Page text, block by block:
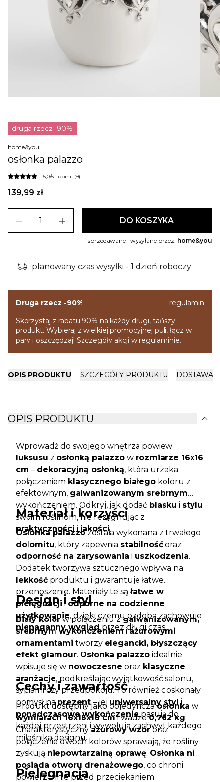
druga rzecz -90%
home&you
osłonka palazzo
5,0/5 - opinii (9)
139,99 zł
remove add DO KOSZYKA
sprzedawane i wysyłane przez: home&you
delivery_truck_bolt planowany czas wysyłki - 1 dzień roboczy
Druga rzecz -90%
regulamin
Skorzystaj z rabatu 90% na każdy drugi, tańszy
produkt. Wybieraj z wielkiej promocyjnej puli, łącz w
pary i oszczędzaj! Szczegóły akcji w regulaminie.
OPIS PRODUKTU SZCZEGÓŁY PRODUKTU DOSTAWA
OPIS PRODUKTU expand_more
Wprowadź do swojego wnętrza powiew
luksusu z osłonką palazzo w rozmiarze 16x16
cm – dekoracyjną osłonką, która urzeka
połączeniem klasycznego białego koloru z
efektownym, galwanizowanym srebrnym
wykończeniem. Odkryj, jak dodać blasku i stylu
swoim roślinom, nie rezygnując z
praktyczności i jakości.
Materiał i korzyści
Osłonka palazzozostała wykonana z trwałego
dolomitu, który zapewnia stabilność oraz
odporność na zarysowania i uszkodzenia.
Dodatek tworzywa sztucznego wpływa na
lekkość produktu i gwarantuje łatwe
przenoszenie. Materiały te sąłatwe w
pielęgnacji i odporne na codzienne
użytkowanie, dzięki czemu ozdoba zachowuje
nienaganny wygląd przez długi czas.
Design i styl
Biały kolorw połączeniu zgalwanizowanym,
srebrnym wykończeniem iażurowymi
ornamentami tworzy elegancki, błyszczący
efekt glamour. Osłonka palazzo idealnie
wpisuje się w nowoczesne oraz klasyczne
aranżacje, podkreślając wyjątkowość salonu,
sypialni czy przedpokoju. To również doskonały
pomysł na prezent– jej uniwersalny styl i
ponadczasowe wykończenie pasują do
każdej przestrzeni i wywołują zachwyt każdego
miłośnika designu.
Cechy i zawartość
Produkt dostępny jako pojedynczaosłonka w
wymiarach 16x16x16 cmi wadze0,762 kg.
Charakterystycznyażurowy wzóroraz
połączenie dwóch kolorów sprawiają, że rośliny
zyskują niepowtarzalną oprawę. Osłonka nie
posiada otworu drenażowego, co chroni
powierzchnie przed przeciekaniem.
Pielęgnacja